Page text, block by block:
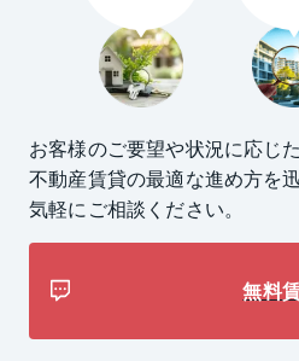
お客様のご要望や状況に応じ
不動産賃貸の最適な進め方を
気軽にご相談ください。
無料